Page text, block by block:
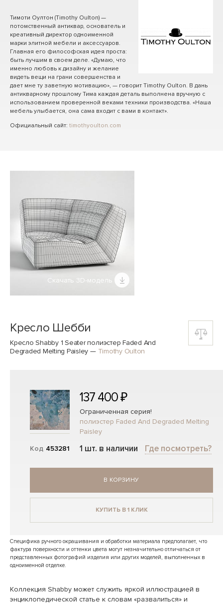
Тимоти Оултон (Timothy Oulton) —
потомственный антиквар, основатель и
креативный директор одноименной
марки элитной мебели и аксессуаров.
Главная его философская идея проста:
быть лучшим в своем деле. «Думаю, что
именно любовь к дизайну и желание
видеть вещи на грани совершенства и
дает мне ту заветную мотивацию», — говорит Timothy Oulton. В дань
антикварному прошлому Тима каждая деталь выполнена вручную с
использованием проверенной веками техники производства. «Наша
мебель улыбается, она сама входит с вами в контакт».
Официальный сайт: timothyoulton.com
Скачать 3D-модель
Кресло Шебби
Кресло Shabby 1 Seater полиэстер Faded And
Degraded Melting Paisley — Timothy Oulton
Код 453281
137 400 ₽
Ограниченная серия!
полиэстер Faded And Degraded Melting
Paisley
1 шт. в наличии Где посмотреть?
В КОРЗИНУ
КУПИТЬ В 1 КЛИК
Специфика ручного окрашивания и обработки материала предполагает, что
фактура поверхности и оттенки цвета могут незначительно отличаться от
представленных фотографий изделия или других моделей, выполненных в
одноименной отделке.
Коллекция Shabby может служить яркой иллюстрацией в
энциклопедической статье к словам «развалиться» и